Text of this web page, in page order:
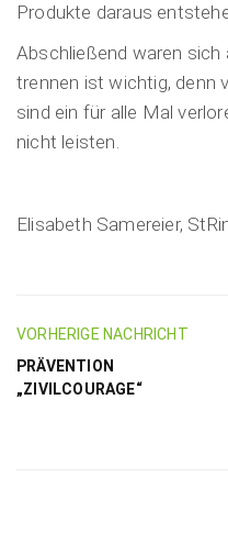
Produkte daraus
Abschließend waren sich
trennen ist wichtig, denn
sind ein für alle Mal
nicht leisten.
Elisabeth Samereier,
VORHERIGE NACHRICHT
PRÄVENTION
„ZIVILCOURAGE“